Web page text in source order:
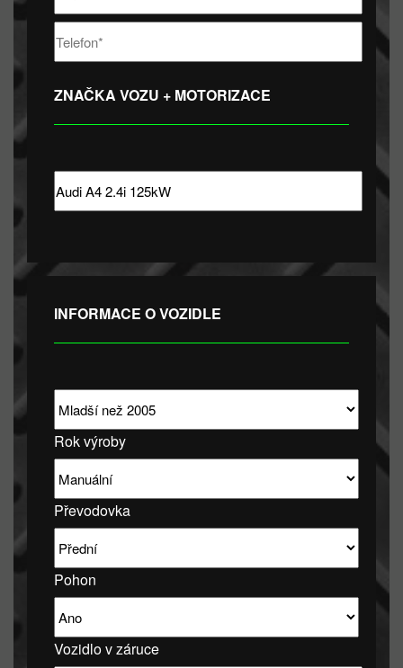
ZNAČKA VOZU + MOTORIZACE
INFORMACE O VOZIDLE
Rok výroby
Převodovka
Pohon
Vozidlo v záruce